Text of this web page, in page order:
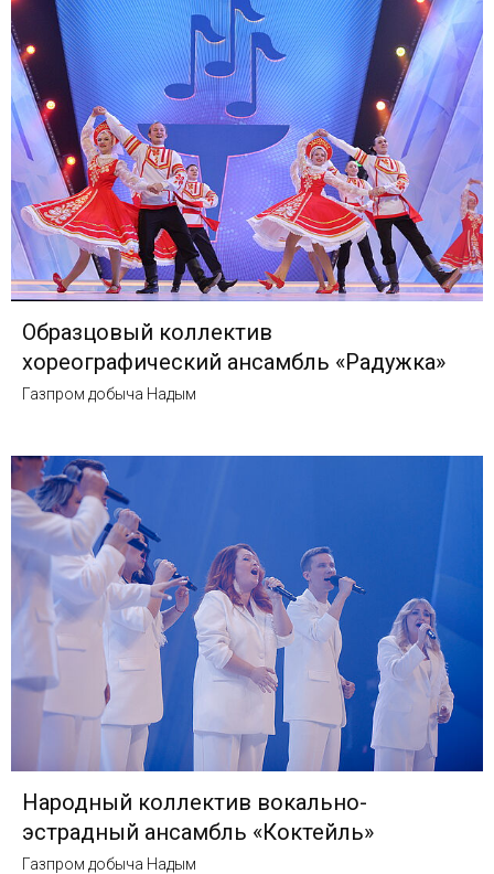
Образцовый коллектив
хореографический ансамбль «Радужка»
Газпром добыча Надым
Народный коллектив вокально-
эстрадный ансамбль «Коктейль»
Газпром добыча Надым